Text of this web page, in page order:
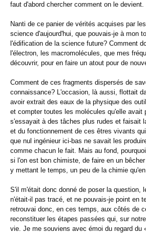
faut d'abord chercher comment on le devient.
Nanti de ce panier de vérités acquises par
science d'aujourd'hui, que pouvais-je à mon
l'édification de la science future? Comment
l'électron, les macromolécules, que mes
découvrir, pour en faire un atout pour de
Comment de ces fragments dispersés de
connaissance? L'occasion, là aussi, flottait
avoir extrait des eaux de la physique des
et compter toutes les molécules qu'elle avait
s'essayait à des tâches plus rudes et faisait
et du fonctionnement de ces êtres vivants
que nul ingénieur ici-bas ne savait les
comme chacun le fait. Mais au fond,
si l'on est bon chimiste, de faire en un
y mettant le temps, un peu de la chimie
S'il m'était donc donné de poser la question,
n'était-il pas tracé, et ne pouvais-je point en
retrouvai donc, en ces temps, aux côtés de
reconstituer les étapes passées qui, sur
vie. Je me souviens avec émoi du regard du